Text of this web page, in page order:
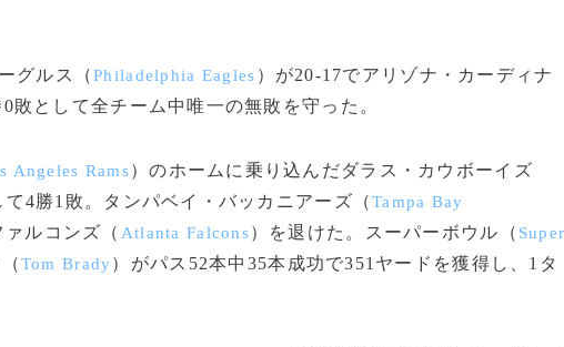
グルス（Philadelphia Eagles ）が20-17でアリゾナ・カーディナ
敗として全チーム中唯一の無敗を守った。
Angeles Rams）のホームに乗り込んだダラス・カウボーイズ
て4勝1敗。タンパベイ・バッカニアーズ（Tampa Bay
ルコンズ（ Atlanta Falcons）を退けた。スーパーボウル（
Tom Brady）がパス52本中35本成功で351ヤードを獲得し、1タ